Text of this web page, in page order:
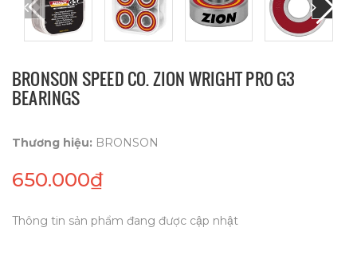
BRONSON SPEED CO. ZION WRIGHT PRO G3
BEARINGS
Thương hiệu: BRONSON
650.000₫
Thông tin sản phẩm đang được cập nhật